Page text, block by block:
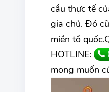
cầu thực tế
gia chủ. Đó
miền tổ
HOTLINE:
mong muốn